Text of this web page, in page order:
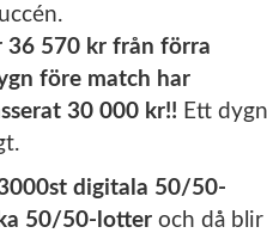
36 570 kr från förra
före match har
30 000 kr!! Ett dygn
digitala 50/50-
50/50-lotter och då blir